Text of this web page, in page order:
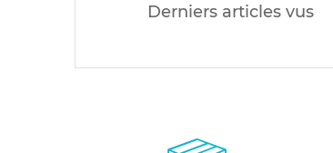
Derniers articles vus